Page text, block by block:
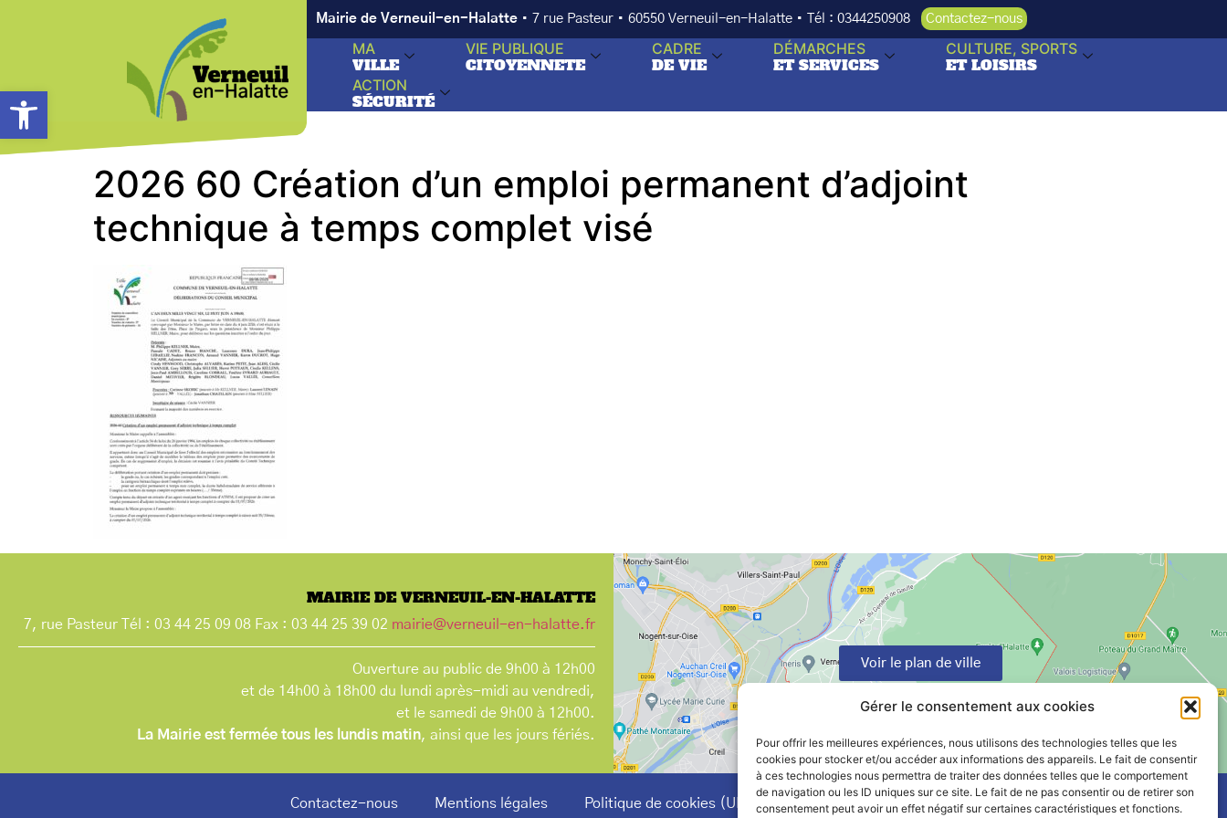
Ouvrir la barre d’outils
Gérer le consentement aux cookies
Pour offrir les meilleures expériences, nous utilisons des technologies telles que les
cookies pour stocker et/ou accéder aux informations des appareils. Le fait de consentir
à ces technologies nous permettra de traiter des données telles que le comportement
de navigation ou les ID uniques sur ce site. Le fait de ne pas consentir ou de retirer son
consentement peut avoir un effet négatif sur certaines caractéristiques et fonctions.
Mairie de Verneuil-en-Halatte • 7 rue Pasteur • 60550 Verneuil-en-Halatte • Tél : 0344250908 Contactez-nous
MA
VILLE
VIE PUBLIQUE
CITOYENNETE
CADRE
DE VIE
DÉMARCHES
ET SERVICES
CULTURE, SPORTS
ET LOISIRS
ACTION
SÉCURITÉ
2026 60 Création d’un emploi permanent d’adjoint
technique à temps complet visé
MAIRIE DE VERNEUIL-EN-HALATTE
7, rue Pasteur Tél : 03 44 25 09 08 Fax : 03 44 25 39 02 mairie@verneuil-en-halatte.fr
Ouverture au public de 9h00 à 12h00
et de 14h00 à 18h00 du lundi après-midi au vendredi,
et le samedi de 9h00 à 12h00.
La Mairie est fermée tous les lundis matin, ainsi que les jours fériés.
Voir le plan de ville
Contactez-nous Mentions légales Politique de cookies (UE)